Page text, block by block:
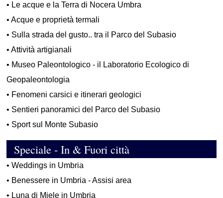
• Le acque e la Terra di Nocera Umbra
•Acque e proprietà termali
• Sulla strada del gusto.. tra il Parco del Subasio
•Attività artigianali
• Museo Paleontologico - il Laboratorio Ecologico di
Geopaleontologia
• Fenomeni carsici e itinerari geologici
• Sentieri panoramici del Parco del Subasio
• Sport sul Monte Subasio
Speciale - In & Fuori città
•Weddings in Umbria
• Benessere in Umbria - Assisi area
• Luna di Miele in Umbria